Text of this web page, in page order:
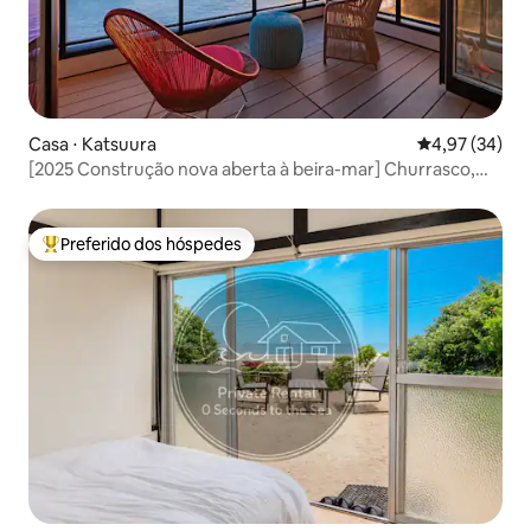
Casa ⋅ Katsuura 4,97 de uma
4,97 (34)
[2025 Construção nova aberta à beira-mar] Churrasco,
Entre os melhores preferidos dos hóspedes
Preferido dos hóspedes